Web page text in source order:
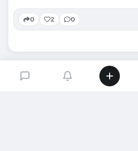
0 2 0
SIRADAKI İÇERIK